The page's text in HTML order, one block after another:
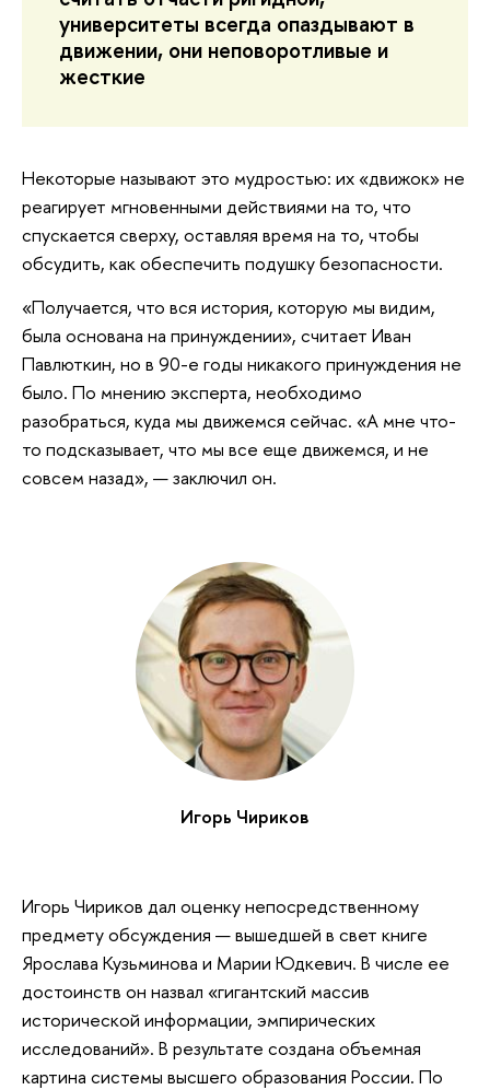
университеты всегда опаздывают в
движении, они неповоротливые и
жесткие
Некоторые называют это мудростью: их «движок» не
реагирует мгновенными действиями на то, что
спускается сверху, оставляя время на то, чтобы
обсудить, как обеспечить подушку безопасности.
«Получается, что вся история, которую мы видим,
была основана на принуждении», считает Иван
Павлюткин, но в 90-е годы никакого принуждения не
было. По мнению эксперта, необходимо
разобраться, куда мы движемся сейчас. «А мне что-
то подсказывает, что мы все еще движемся, и не
совсем назад», — заключил он.
Игорь Чириков
Игорь Чириков дал оценку непосредственному
предмету обсуждения — вышедшей в свет книге
Ярослава Кузьминова и Марии Юдкевич. В числе ее
достоинств он назвал «гигантский массив
исторической информации, эмпирических
исследований». В результате создана объемная
картина системы высшего образования России. По